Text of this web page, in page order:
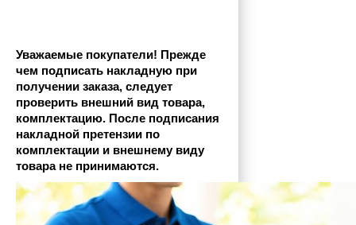
Уважаемые покупатели! Прежде
чем подписать накладную при
получении заказа, следует
проверить внешний вид товара,
комплектацию. После подписания
накладной претензии по
комплектации и внешнему виду
товара не принимаются.